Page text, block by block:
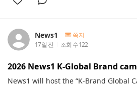
News1
쪽지
17일 전
조회 수122
2026 News1 K-Global Brand
News1 will host the “K-Brand Global